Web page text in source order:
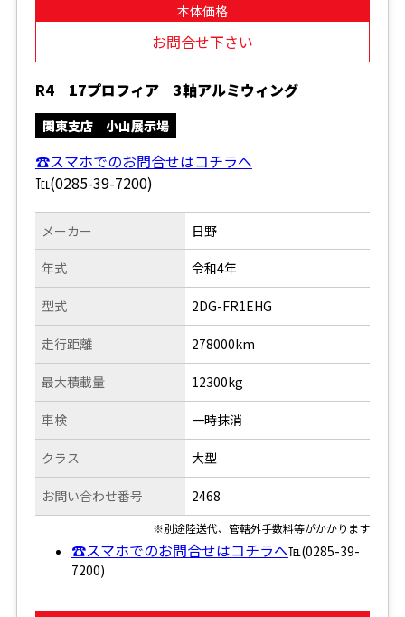
本体価格
お問合せ下さい
R4 17プロフィア 3軸アルミウィング
関東支店 小山展示場
☎スマホでのお問合せはコチラへ
℡(0285-39-7200)
メーカー
年式
型式
走行距離
日野
令和4年
2DG-FR1EHG
278000km
最大積載量
車検
クラス
お問い合わせ番号
12300kg
一時抹消
大型
2468
※別途陸送代、管轄外手数料等がかかります
☎スマホでのお問合せはコチラへ℡(0285-39-
7200)